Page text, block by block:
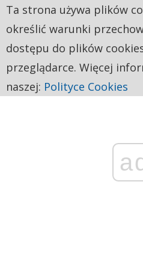
Ta strona używa plików
określić warunki
dostępu do plików
przeglądarce. Więcej
naszej: Polityce Cookies